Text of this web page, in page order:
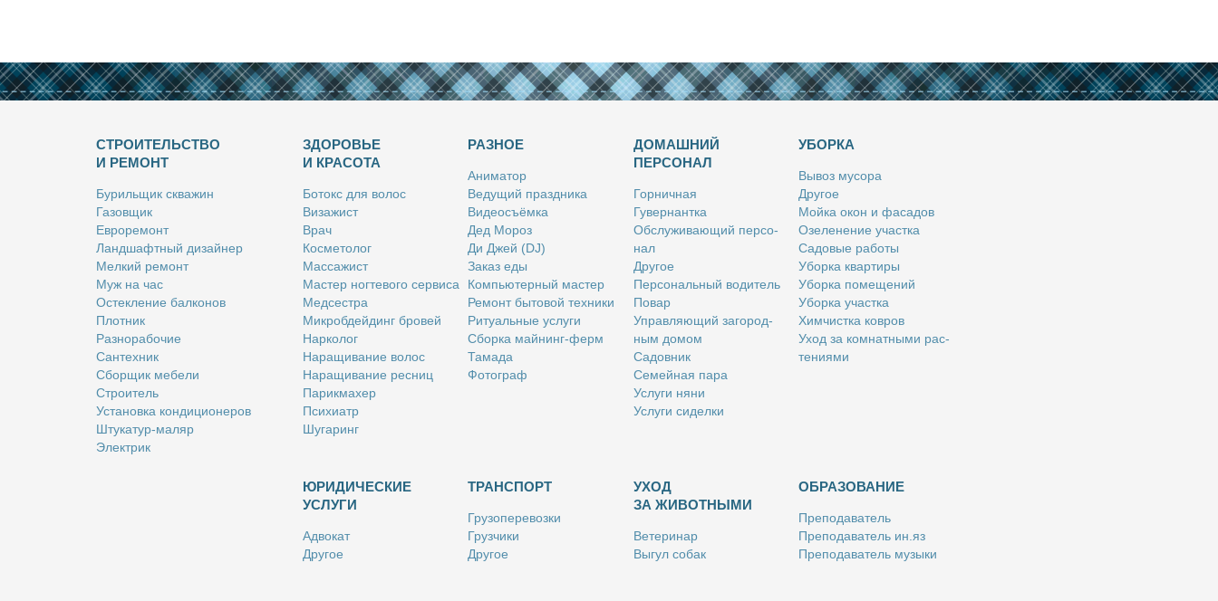
СТРОИТЕЛЬСТВО
И РЕМОНТ
Бу­риль­щик сква­жин
Га­зов­щик
Ев­ро­ре­монт
Ланд­шафт­ный ди­зай­нер
Мел­кий ре­монт
Муж на час
Остек­ле­ние бал­ко­нов
Плот­ник
Раз­но­ра­бо­чие
Сан­тех­ник
Сбор­щик ме­бе­ли
Стро­и­тель
Уста­нов­ка кон­ди­ци­о­не­ров
Шту­ка­тур-ма­ляр
Элек­трик
ЗДОРОВЬЕ
И КРАСОТА
Бо­токс для во­лос
Ви­за­жист
Врач
Кос­ме­то­лог
Мас­са­жист
Ма­стер ног­те­во­го сер­ви­са
Мед­сест­ра
Мик­роб­дей­динг бро­вей
Нар­ко­лог
На­ра­щи­ва­ние во­лос
На­ра­щи­ва­ние рес­ниц
Па­рик­махер
Пси­хи­атр
Шу­га­ринг
РАЗНОЕ
Ани­ма­тор
Ве­ду­щий празд­ни­ка
Ви­део­съём­ка
Дед Мо­роз
Ди Джей (DJ)
За­каз еды
Ком­пью­тер­ный ма­стер
Ре­монт бы­то­вой тех­ни­ки
Ри­ту­аль­ные услу­ги
Сбор­ка май­нинг-ферм
Та­ма­да
Фо­то­граф
ДОМАШНИЙ
ПЕРСОНАЛ
Гор­нич­ная
Гу­вер­нант­ка
Об­слу­жи­ва­ю­щий пер­со­
нал
Дру­гое
Пер­со­наль­ный во­ди­тель
По­вар
Управ­ля­ю­щий за­го­род­
ным до­мом
Са­дов­ник
Се­мей­ная па­ра
Услу­ги ня­ни
Услу­ги си­дел­ки
УБОРКА
Вы­воз му­со­ра
Дру­гое
Мой­ка окон и фа­са­дов
Озе­ле­не­ние участ­ка
Са­до­вые ра­бо­ты
Убор­ка квар­ти­ры
Убор­ка по­ме­ще­ний
Убор­ка участ­ка
Хим­чист­ка ков­ров
Уход за ком­нат­ны­ми рас­
те­ни­я­ми
ЮРИДИЧЕСКИЕ
УСЛУГИ
Адво­кат
Дру­гое
ТРАНСПОРТ
Гру­зо­пе­ре­воз­ки
Груз­чи­ки
Дру­гое
УХОД
ЗА ЖИВОТНЫМИ
Ве­те­ри­нар
Вы­гул со­бак
ОБРАЗОВАНИЕ
Пре­по­да­ва­тель
Пре­по­да­ва­тель ин.яз
Пре­по­да­ва­тель му­зы­ки